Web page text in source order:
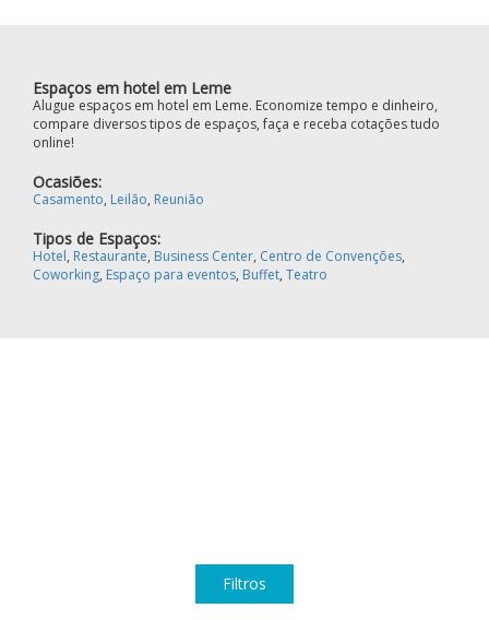
Filtros
Espaços em hotel em Leme
Alugue espaços em hotel em Leme. Economize tempo e dinheiro,
compare diversos tipos de espaços, faça e receba cotações tudo
online!
Ocasiões:
Casamento, Leilão, Reunião
Tipos de Espaços:
Hotel, Restaurante, Business Center, Centro de Convenções,
Coworking, Espaço para eventos, Buffet, Teatro